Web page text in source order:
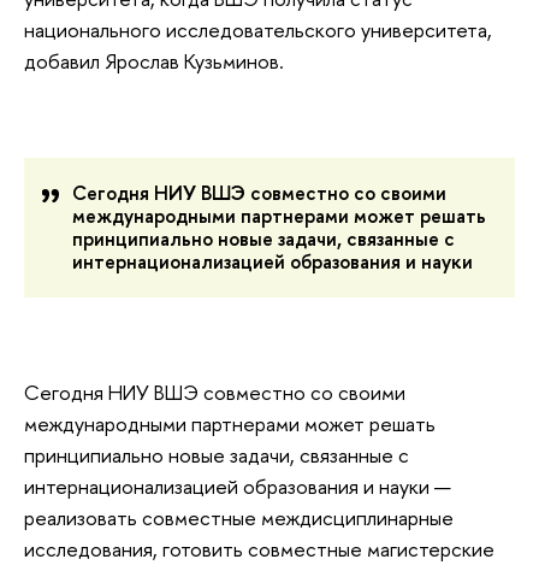
национального исследовательского университета,
добавил Ярослав Кузьминов.
Сегодня НИУ ВШЭ совместно со своими
международными партнерами может решать
принципиально новые задачи, связанные с
интернационализацией образования и науки
Сегодня НИУ ВШЭ совместно со своими
международными партнерами может решать
принципиально новые задачи, связанные с
интернационализацией образования и науки —
реализовать совместные междисциплинарные
исследования, готовить совместные магистерские